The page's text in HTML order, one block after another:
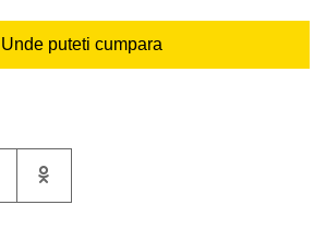
Unde puteti cumpara